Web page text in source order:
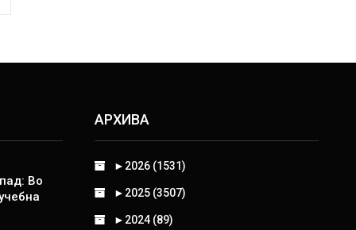
Во
АРХИВА
► 2026 (1531)
► 2025 (3507)
► 2024 (89)